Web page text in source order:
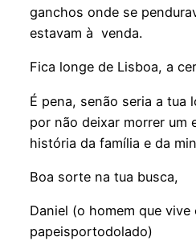
ganchos onde se
estavam à venda.
Fica longe de Lisboa, a
É pena, senão seria a tua
por não deixar morrer um
história da família e da
Boa sorte na tua busca,
Daniel (o homem que vive
papeisportodolado)